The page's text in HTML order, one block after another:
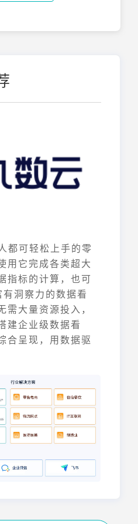
都可轻松上手的零
用它完成各类超大
指标的计算，也可
洞察力的数据看
大量资源投入，
建企业级数据看
合呈现，用数据驱